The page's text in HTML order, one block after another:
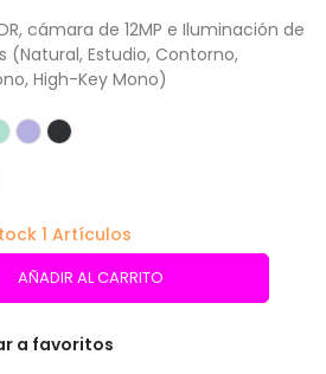
cámara de 12MP e Iluminación de
Estudio, Contorno,
High-Key Mono)
1 Artículos
AÑADIR AL CARRITO
a favoritos